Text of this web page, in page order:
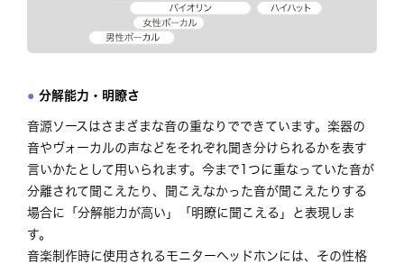
分解能力・明瞭さ
音源ソースはさまざまな音の重なりでできています。楽器の
音やヴォーカルの声などをそれぞれ聞き分けられるかを表す
言いかたとして用いられます。今まで1つに重なっていた音が
分離されて聞こえたり、聞こえなかった音が聞こえたりする
場合に「分解能力が高い」「明瞭に聞こえる」と表現しま
す。
音楽制作時に使用されるモニターヘッドホンには、その性格